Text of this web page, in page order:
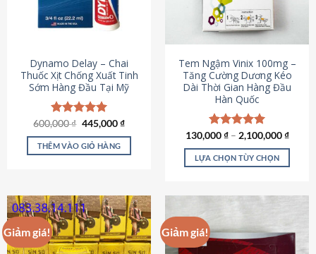
Dynamo Delay – Chai
Thuốc Xịt Chống Xuất Tinh
Sớm Hàng Đầu Tại Mỹ
Được xếp
hạng5.00
5 sao
600,000₫ Giá
là:
600,000 ₫.
445,000₫Giá
tại
THÊM VÀO GIỎ HÀNG
Tem Ngậm Vinix 100mg –
Tăng Cường Dương Kéo
Dài Thời Gian Hàng Đầu
Hàn Quốc
Được xếp
hạng5.00
5 sao
130,000₫– 2,100,000₫
LỰA CHỌN TÙY CHỌN
nhiều
biến
Giảm giá! Giảm giá!